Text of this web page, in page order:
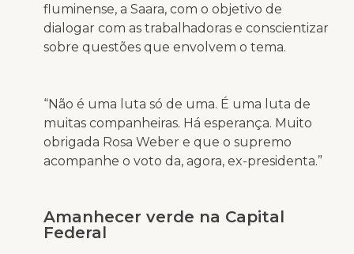
fluminense, a Saara, com o objetivo de
dialogar com as trabalhadoras e conscientizar
sobre questões que envolvem o tema.
“Não é uma luta só de uma. É uma luta de
muitas companheiras. Há esperança. Muito
obrigada Rosa Weber e que o supremo
acompanhe o voto da, agora, ex-presidenta.”
Amanhecer verde na Capital
Federal